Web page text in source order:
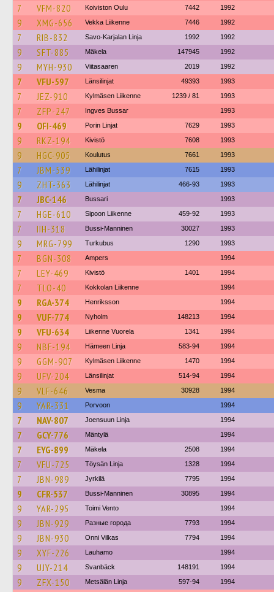
7 VFM-820 Koiviston Oulu 7442 1992
9 XMG-656 Vekka Liikenne 7446 1992
7 RIB-832 Savo-Karjalan Linja 1992 1992
9 SFT-885 Mäkela 147945 1992
9 MYH-930 Viitasaaren 2019 1992
7 VFU-597 Länsilinjat 49393 1993
7 JEZ-910 Kylmäsen Liikenne 1239 / 81 1993
7 ZFP-247 Ingves Bussar 1993
9 OFI-469 Porin Linjat 7629 1993
9 RKZ-194 Kivistö 7608 1993
9 HGC-905 Koulutus 7661 1993
7 JBM-539 Lähilinjat 7615 1993
9 ZHT-363 Lähilinjat 466-93 1993
7 JBC-146 Bussari 1993
7 HGE-610 Sipoon Liikenne 459-92 1993
7 IIH-318 Bussi-Manninen 30027 1993
9 MRG-799 Turkubus 1290 1993
7 BGN-308 Ampers 1994
7 LEY-469 Kivistö 1401 1994
7 TLO-40 Kokkolan Liikenne 1994
9 RGA-374 Henriksson 1994
9 VUF-774 Nyholm 148213 1994
9 VFU-634 Liikenne Vuorela 1341 1994
9 NBF-194 Hämeen Linja 583-94 1994
9 GGM-907 Kylmäsen Liikenne 1470 1994
9 UFV-204 Länsilinjat 514-94 1994
9 VLF-646 Vesma 30928 1994
9 YAR-331 Porvoon 1994
7 NAV-807 Joensuun Linja 1994
7 GCY-776 Mäntylä 1994
7 EYG-899 Mäkela 2508 1994
7 VFU-725 Töysän Linja 1328 1994
7 JBN-989 Jyrkilä 7795 1994
9 CFR-537 Bussi-Manninen 30895 1994
9 YAR-295 Toimi Vento 1994
9 JBN-929 Разные города 7793 1994
9 JBN-930 Onni Vilkas 7794 1994
9 XYF-226 Lauhamo 1994
9 UJY-214 Svanbäck 148191 1994
9 ZFX-150 Metsälän Linja 597-94 1994